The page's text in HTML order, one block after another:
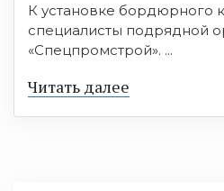
К установке бордюрного
специалисты подрядной
«Спецпромстрой». ...
Читать далее